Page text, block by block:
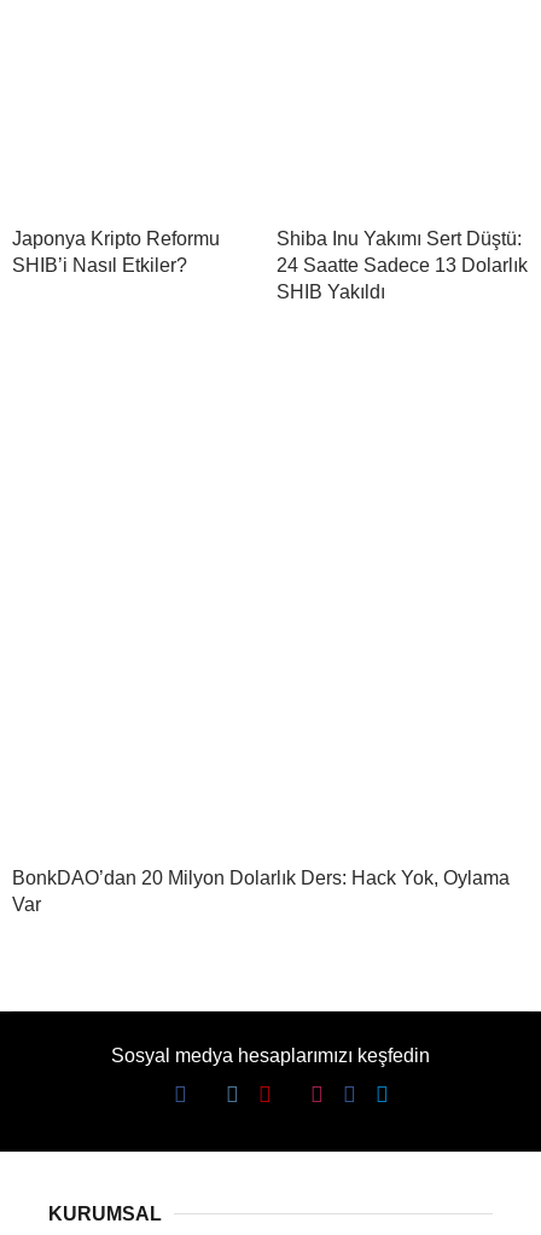
Japonya Kripto Reformu
SHIB’i Nasıl Etkiler?
Shiba Inu Yakımı Sert Düştü:
24 Saatte Sadece 13 Dolarlık
SHIB Yakıldı
BonkDAO’dan 20 Milyon Dolarlık Ders: Hack Yok, Oylama
Var
Sosyal medya hesaplarımızı keşfedin
KURUMSAL